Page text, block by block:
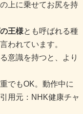
上に乗せてお尻を持
王様とも呼ばれる種
われています。
意識を持つと、より
でもOK。動作中に
用元：NHK健康チャ